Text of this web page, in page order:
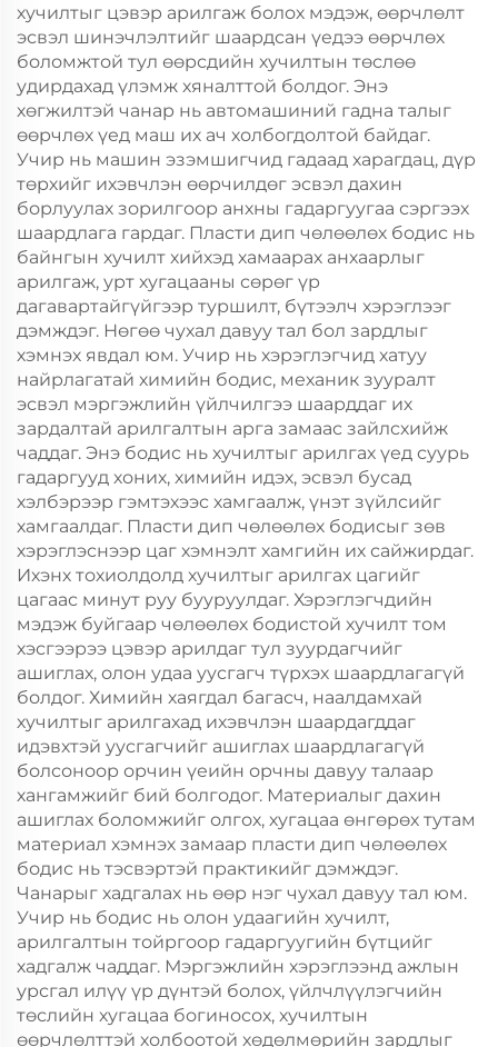
хучилтыг цэвэр арилгаж болох мэдэж, өөрчлөлт
эсвэл шинэчлэлтийг шаардсан үедээ өөрчлөх
боломжтой тул өөрсдийн хучилтын төслөө
удирдахад үлэмж хяналттой болдог. Энэ
хөгжилтэй чанар нь автомашиний гадна талыг
өөрчлөх үед маш их ач холбогдолтой байдаг.
Учир нь машин эзэмшигчид гадаад харагдац, дүр
төрхийг ихэвчлэн өөрчилдөг эсвэл дахин
борлуулах зорилгоор анхны гадаргуугаа сэргээх
шаардлага гардаг. Пласти дип чөлөөлөх бодис нь
байнгын хучилт хийхэд хамаарах анхаарлыг
арилгаж, урт хугацааны сөрөг үр
дагавартайгүйгээр туршилт, бүтээлч хэрэглээг
дэмждэг. Нөгөө чухал давуу тал бол зардлыг
хэмнэх явдал юм. Учир нь хэрэглэгчид хатуу
найрлагатай химийн бодис, механик зууралт
эсвэл мэргэжлийн үйлчилгээ шаарддаг их
зардалтай арилгалтын арга замаас зайлсхийж
чаддаг. Энэ бодис нь хучилтыг арилгах үед суурь
гадаргууд хоних, химийн идэх, эсвэл бусад
хэлбэрээр гэмтэхээс хамгаалж, үнэт зүйлсийг
хамгаалдаг. Пласти дип чөлөөлөх бодисыг зөв
хэрэглэснээр цаг хэмнэлт хамгийн их сайжирдаг.
Ихэнх тохиолдолд хучилтыг арилгах цагийг
цагаас минут руу бууруулдаг. Хэрэглэгчдийн
мэдэж буйгаар чөлөөлөх бодистой хучилт том
хэсгээрээ цэвэр арилдаг тул зуурдагчийг
ашиглах, олон удаа уусгагч түрхэх шаардлагагүй
болдог. Химийн хаягдал багасч, наалдамхай
хучилтыг арилгахад ихэвчлэн шаардагддаг
идэвхтэй уусгагчийг ашиглах шаардлагагүй
болсоноор орчин үеийн орчны давуу талаар
хангамжийг бий болгодог. Материалыг дахин
ашиглах боломжийг олгох, хугацаа өнгөрөх тутам
материал хэмнэх замаар пласти дип чөлөөлөх
бодис нь тэсвэртэй практикийг дэмждэг.
Чанарыг хадгалах нь өөр нэг чухал давуу тал юм.
Учир нь бодис нь олон удаагийн хучилт,
арилгалтын тойргоор гадаргуугийн бүтцийг
хадгалж чаддаг. Мэргэжлийн хэрэглээнд ажлын
урсгал илүү үр дүнтэй болох, үйлчлүүлэгчийн
төслийн хугацаа богиносох, хучилтын
өөрчлөлттэй холбоотой хөдөлмөрийн зардлыг